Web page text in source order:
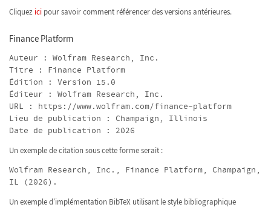
Cliquez ici pour savoir comment référencer des versions antérieures.
Finance Platform
Auteur : Wolfram Research, Inc.
Titre : Finance Platform
Édition : Version 15.0
Éditeur : Wolfram Research, Inc.
URL : https://www.wolfram.com/finance-platform
Lieu de publication : Champaign, Illinois
Date de publication : 2026
Un exemple de citation sous cette forme serait :
Wolfram Research, Inc., Finance Platform, Champaign,
IL (2026).
Un exemple d’implémentation BibTeX utilisant le style bibliographique